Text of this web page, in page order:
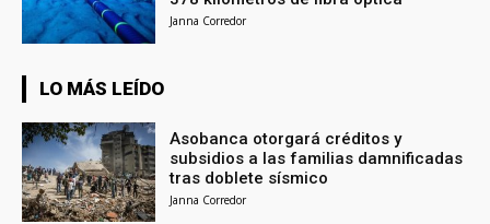
Janna Corredor
LO MÁS LEÍDO
Asobanca otorgará créditos y
subsidios a las familias damnificadas
tras doblete sísmico
Janna Corredor